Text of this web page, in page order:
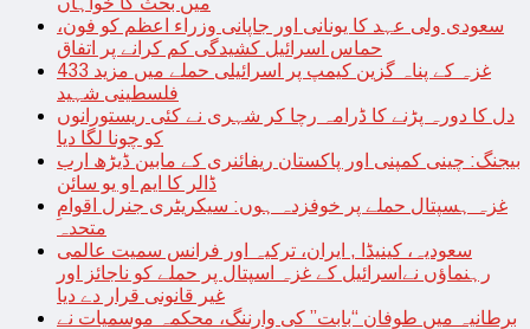
سعودی ولی عہد کا یونانی اور جاپانی وزراء اعظم کو فون،
حماس اسرائیل کشیدگی کم کرانے پر اتفاق
غزہ کے پناہ گزین کیمپ پر اسرائیلی حملے میں مزید 433
فلسطینی شہید
دل کا دورہ پڑنے کا ڈرامہ رچا کر شہری نے کئی ریستورانوں
کو چونا لگا دیا
بیجنگ: چینی کمپنی اور پاکستان ریفائنری کے مابین ڈیڑھ ارب
ڈالر کا ایم او یو سائن
غزہ ہسپتال حملے پر خوفزدہ ہوں: سیکریٹری جنرل اقوامِ
متحدہ
سعودیہ، کینیڈا , ایران، ترکیہ اور فرانس سمیت عالمی
رہنماؤں نےاسرائیل کے غزہ اسپتال پر حملے کو ناجائز اور
غیر قانونی قرار دے دیا
برطانیہ میں طوفان “بابت” کی وارننگ، محکمہ موسمیات نے